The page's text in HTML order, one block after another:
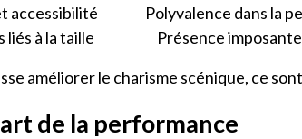
accessibilité
Polyvalence dans la
liés à la taille
Présence
améliorer le charisme scénique, ce
de la performance